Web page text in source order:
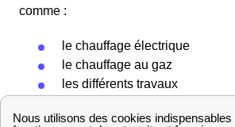
comme :
le chauffage électrique
le chauffage au gaz
les différents travaux